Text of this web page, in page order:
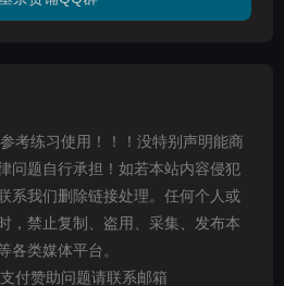
考练习使用！！！没特别声明能商
问题自行承担！如若本站内容侵犯
系我们删除链接处理。任何个人或
，禁止复制、盗用、采集、发布本
各类媒体平台。
付赞助问题请联系邮箱